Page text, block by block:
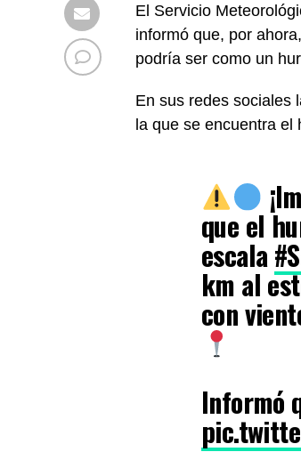
El Servicio
informó que, por
podría ser como un
En sus redes sociales
la que se encuentra el
que el
escala
km al
con
Informó